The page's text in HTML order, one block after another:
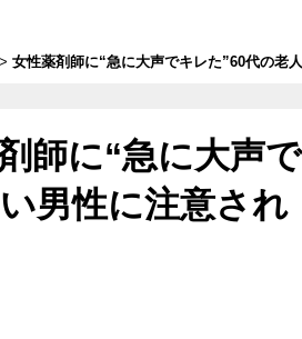
女性薬剤師に“急に大声でキレた”60代の老
師に“急に大声
男性に注意さ